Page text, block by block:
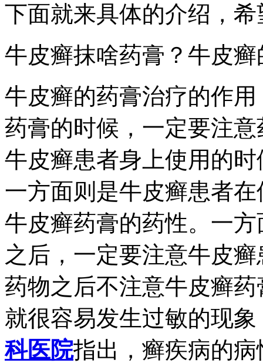
下面就来具体的介绍，
牛皮癣抹啥药膏？牛皮
牛皮癣的药膏治疗的作
药膏的时候，一定要注
牛皮癣患者身上使用的
一方面则是牛皮癣患者
牛皮癣药膏的药性。一
之后，一定要注意牛皮
药物之后不注意牛皮癣
就很容易发生过敏的现
科医院指出，癣疾病的